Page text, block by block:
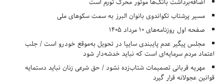
مسیر پرشتاب تکواندوی بانوان البرز به سمت سکوهای ملی
صفحه اول روزنامه‌های 10 مرداد 1405
مجلس پیگیر عدم پایبندی سایپا در تحویل به‌موقع خودرو است / جلب
اعتماد مردم سرمایه‌ای است که نباید خدشه‌دار شود
مهریه قربانی تصمیمات شتاب‌زده نشود / حق شرعی زنان نباید دستمایه
قوانین عجولانه قرار گیرد